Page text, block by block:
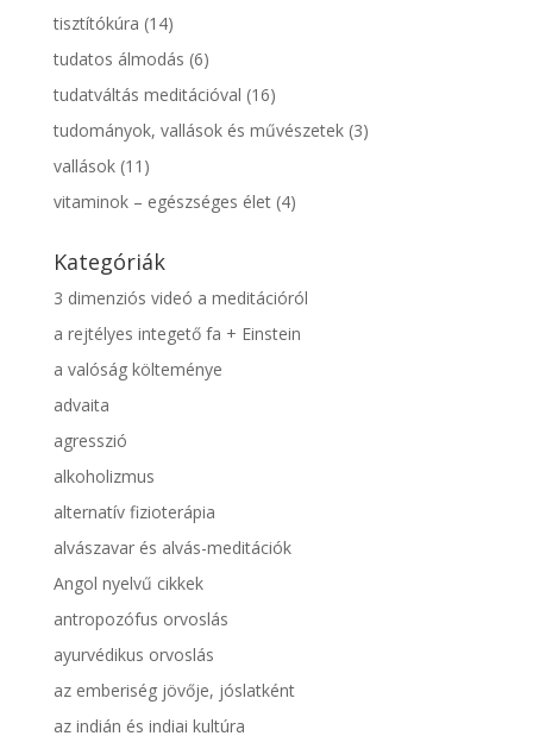
tisztítókúra (14)
tudatos álmodás (6)
tudatváltás meditációval (16)
tudományok, vallások és művészetek(3)
vallások(11)
vitaminok – egészséges élet(4)
Kategóriák
3 dimenziós videó a meditációról
a rejtélyes integető fa + Einstein
a valóság költeménye
advaita
agresszió
alkoholizmus
alternatív fizioterápia
alvászavar és alvás-meditációk
Angol nyelvű cikkek
antropozófus orvoslás
ayurvédikus orvoslás
az emberiség jövője, jóslatként
az indián és indiai kultúra